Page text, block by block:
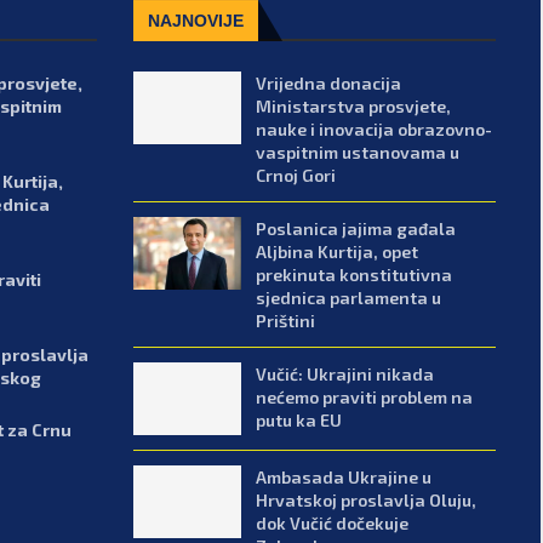
proslavlja
Crnu
NAJNOVIJE
Vrijedna donacija
Ministarstva prosvjete,
nauke i inovacija obrazovno-
vaspitnim ustanovama u
Crnoj Gori
Poslanica jajima gađala
Aljbina Kurtija, opet
prekinuta konstitutivna
sjednica parlamenta u
Prištini
Vučić: Ukrajini nikada
nećemo praviti problem na
putu ka EU
Ambasada Ukrajine u
Hrvatskoj proslavlja Oluju,
dok Vučić dočekuje